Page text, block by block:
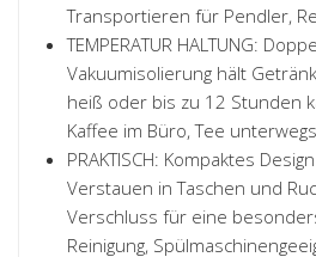
Transportieren für Pendler,
TEMPERATUR HALTUNG:
Vakuumisolierung hält
heiß oder bis zu 12 Stunden
Kaffee im Büro, Tee
PRAKTISCH: Kompaktes
Verstauen in Taschen und
Verschluss für eine
Reinigung,